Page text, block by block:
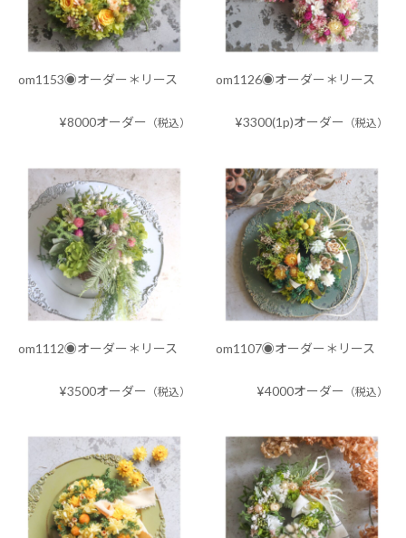
om1153◉オーダー＊リース
¥8000オーダー （税込）
om1126◉オーダー＊リース
¥3300(1p)オーダー （税込）
om1112◉オーダー＊リース
¥3500オーダー （税込）
om1107◉オーダー＊リース
¥4000オーダー （税込）